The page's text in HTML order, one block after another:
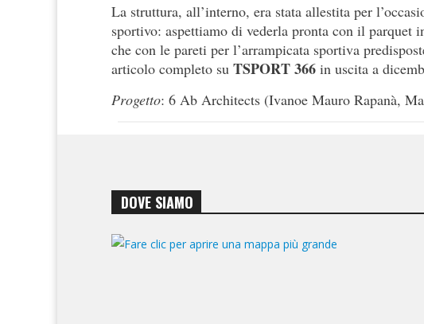
La struttura, all’interno, era stata allestita per
sportivo: aspettiamo di vederla pronta con il parquet
che con le pareti per l’arrampicata sportiva
articolo completo su TSPORT 366 in uscita a
Progetto: 6 Ab Architects (Ivanoe Mauro Rapanà,
DOVE SIAMO